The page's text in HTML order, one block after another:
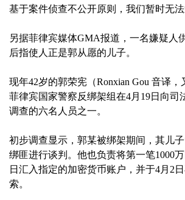
基于案件侦查不公开原则，我们暂时无
另据菲律宾媒体GMA报道，一名嫌疑人
后指使人正是郭从愿的儿子。
现年42岁的郭荣宪（Ronxian Gou 音译，
菲律宾国家警察反绑架组在4月19日向司
调查的六名人员之一。
初步调查显示，郭某被绑架期间，其儿
绑匪进行谈判。他也负责将第一笔1000
日汇入指定的加密货币账户，并于4月2
索。